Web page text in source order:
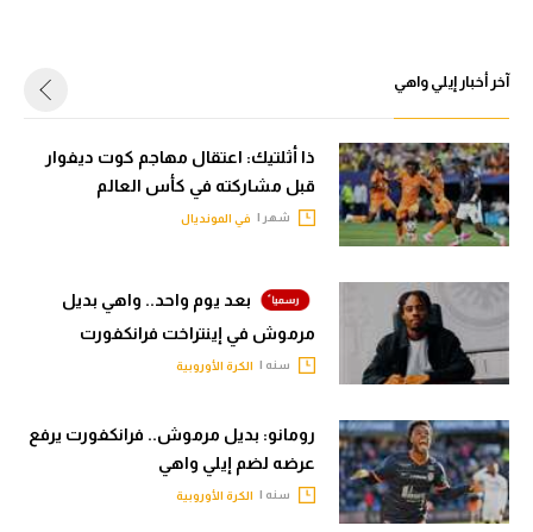
في المونديال
رياضة نسائية
آسيا
أمريكا
أقسام خاصة
Gamers
ميركاتو
تحقيق في الجول
تقرير في الجول
آخر أخبار إيلي واهي
ذا أثلتيك: اعتقال مهاجم كوت ديفوار
قبل مشاركته في كأس العالم
شهر | في المونديال
بعد يوم واحد.. واهي بديل
مرموش في إينتراخت فرانكفورت
سنه | الكرة الأوروبية
رومانو: بديل مرموش.. فرانكفورت يرفع
عرضه لضم إيلي واهي
سنه | الكرة الأوروبية